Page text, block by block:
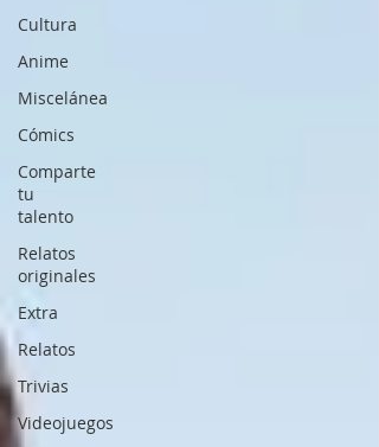
Cultura
Anime
Miscelánea
Cómics
Comparte
tu
talento
Relatos
originales
Extra
Relatos
Trivias
Videojuegos